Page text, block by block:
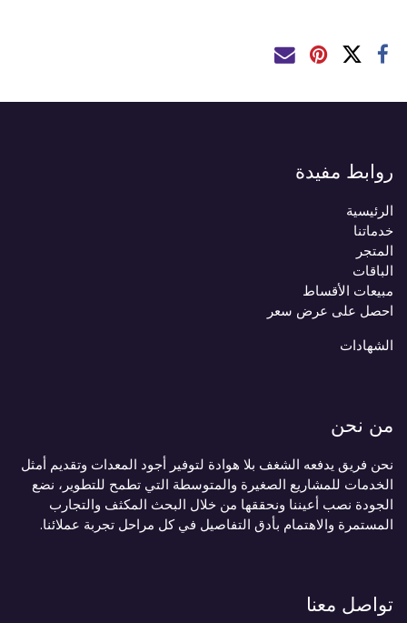
روابط مفيدة
الرئيسية
خدماتنا
المتجر
الباقات
مبيعات الأقساط
احصل على عرض سعر
الشهادات
من نحن
نحن فريق يدفعه الشغف بلا هوادة لتوفير أجود المعدات وتقديم أمثل
الخدمات للمشاريع الصغيرة والمتوسطة التي تطمح للتطوير، نضع
الجودة نصب أعيننا ونحققها من خلال البحث المكثف والتجارب
المستمرة والاهتمام بأدق التفاصيل في كل مراحل تجربة عملائنا.
تواصل معنا